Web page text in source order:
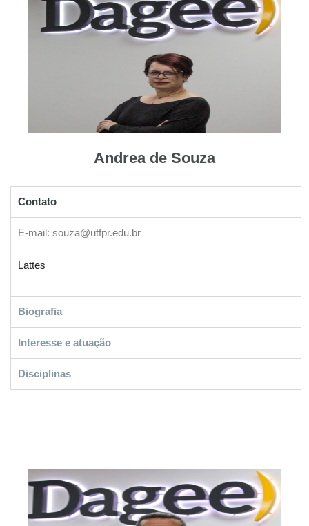
Andrea de Souza
Contato
E-mail: souza@utfpr.edu.br
Lattes
Biografia
Interesse e atuação
Disciplinas